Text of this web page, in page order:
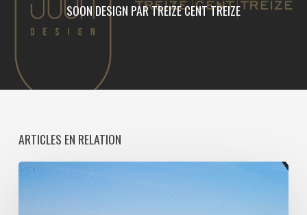
SOON DESIGN PAR TREIZE CENT TREIZE
ARTICLES EN RELATION
Paris
La
Défense